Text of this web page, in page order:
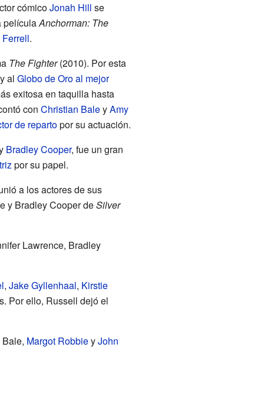
cómicoJonah Hill se
películaAnchorman: The
.
The Fighter(2010). Por esta
al Globo de Oro al mejor
exitosa en taquilla hasta
con Christian BaleyAmy
de repartopor su actuación.
Bradley Cooper, fue un gran
por su papel.
a los actores de sus
y Bradley Cooper deSilver
Lawrence, Bradley
, Jake Gyllenhaal, Kirstie
Por ello, Russell dejó el
Margot RobbieyJohn